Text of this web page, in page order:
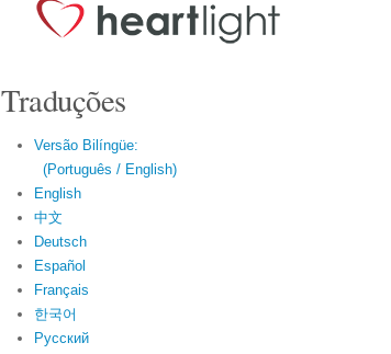
Traduções
Versão Bilíngüe:
(Português / English)
English
中文
Deutsch
Español
Français
한국어
Русский